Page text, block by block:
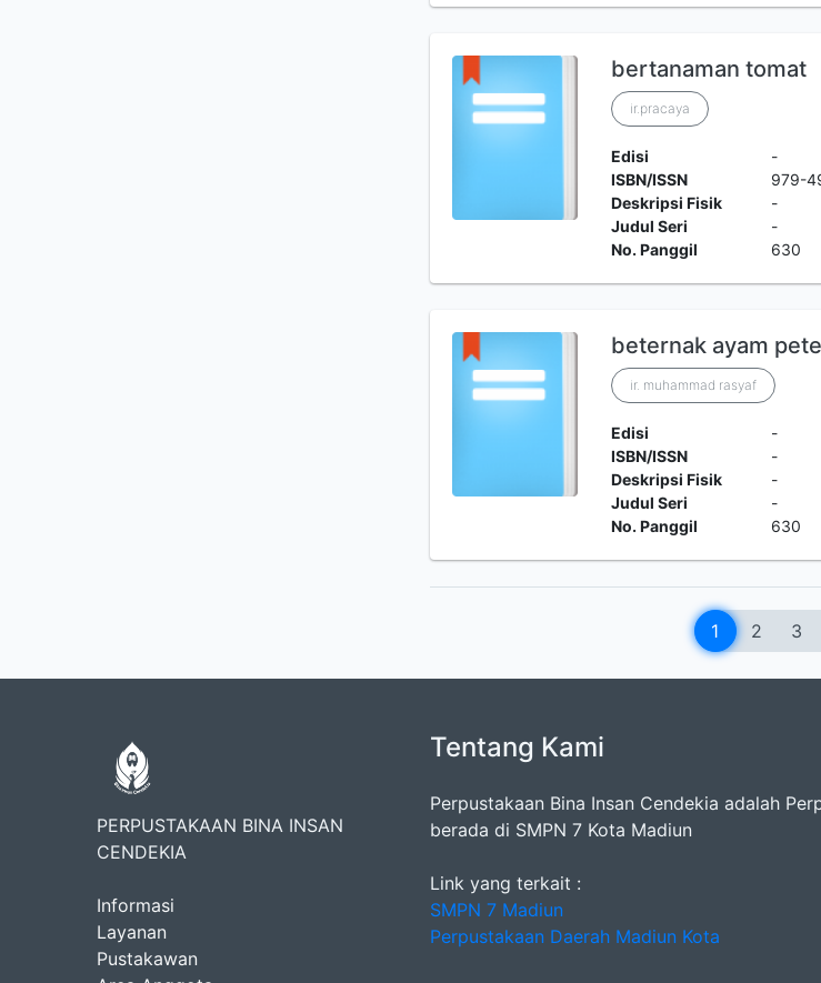
bertanaman tomat
ir.pracaya
Edisi
-
ISBN/ISSN
979-
Deskripsi Fisik
-
Judul Seri
-
No. Panggil
630
beternak ayam
ir. muhammad rasyaf
Edisi
-
ISBN/ISSN
-
Deskripsi Fisik
-
Judul Seri
-
No. Panggil
630
1 2 3
PERPUSTAKAAN BINA INSAN
CENDEKIA
Informasi
Layanan
Pustakawan
Tentang Kami
Perpustakaan Bina Insan Cendekia adalah
berada di SMPN 7 Kota Madiun
Link yang terkait :
SMPN 7 Madiun
Perpustakaan Daerah Madiun Kota